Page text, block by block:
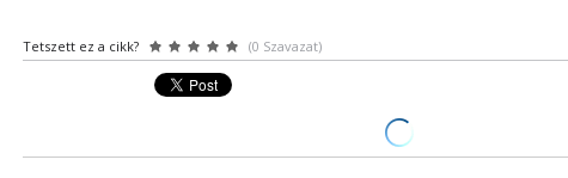
Tetszett ez a cikk? (0 Szavazat)